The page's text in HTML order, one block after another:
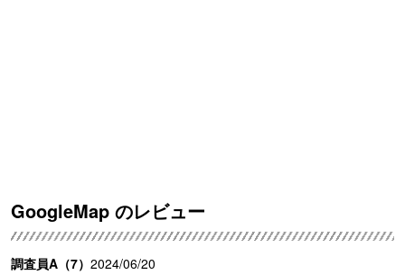
GoogleMap のレビュー
調査員A（7） 2024/06/20